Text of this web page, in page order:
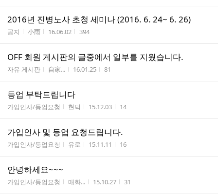
2016년 진병노사 초청 세미나 (2016. 6. 24~ 6. 26)
게시판명
공지 작성자
小雨 작성시간
16.06.02 조회수
394
OFF 회원 게시판의 글중에서 일부를 지웠습니다.
게시판명
자유 게시판 작성자
自家... 작성시간
16.01.25 조회수
81
등업 부탁드립니다
게시판명
가입인사/등업요청 작성자
현덕 작성시간
15.12.03 조회수
14
가입인사 및 등업 요청드립니다.
게시판명
가입인사/등업요청 작성자
유로 작성시간
15.11.11 조회수
16
안녕하세요~~~
게시판명
가입인사/등업요청 작성자
매화... 작성시간
15.10.27 조회수
31